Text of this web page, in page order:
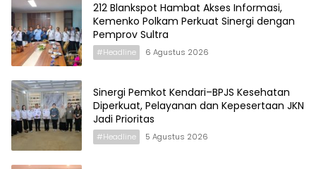
212 Blankspot Hambat Akses Informasi,
Kemenko Polkam Perkuat Sinergi dengan
Pemprov Sultra
#Headline 6 Agustus 2026
Sinergi Pemkot Kendari–BPJS Kesehatan
Diperkuat, Pelayanan dan Kepesertaan JKN
Jadi Prioritas
#Headline 5 Agustus 2026